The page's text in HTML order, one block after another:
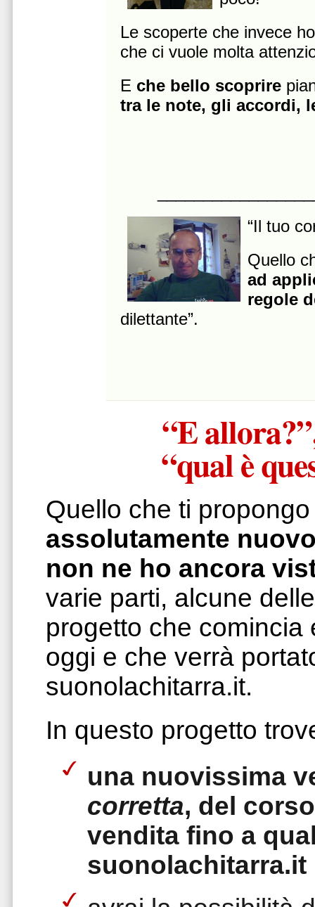
Le scoperte che invece
che ci vuole molta
E che bello scoprire
tra le note, gli accordi,
“Il tuo
Quello
ad
regole
dilettante”.
“E
“qual è
Quello che ti
assolutamente
non ne ho ancora
varie parti, alcune
progetto che comincia
oggi e che verrà
suonolachitarra.it.
In questo progetto
una nuovissima
corretta, del
vendita fino a
suonolachitarra.it